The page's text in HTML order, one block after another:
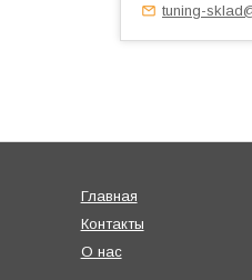
tuning-
Главная
Контакты
О нас